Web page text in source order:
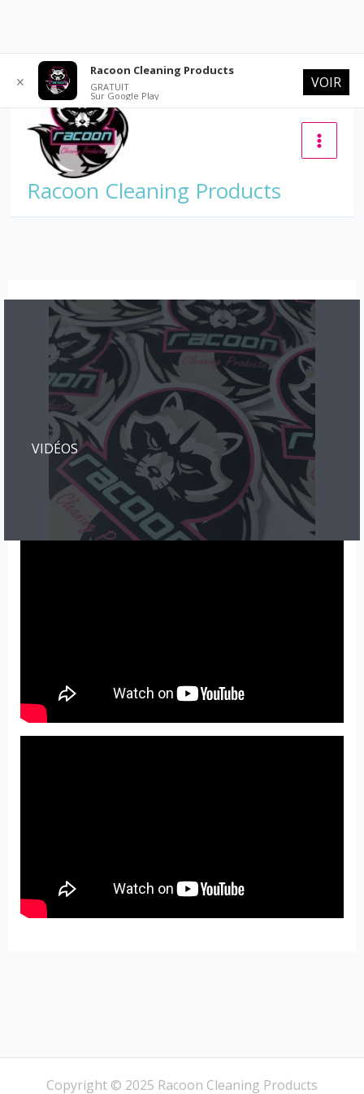
contenu
Racoon Cleaning Products
Main
VIDÉOS​
Copyright © 2025 Racoon Cleaning Products
✕
Racoon Cleaning Products
GRATUIT
Sur Google Play
VOIR